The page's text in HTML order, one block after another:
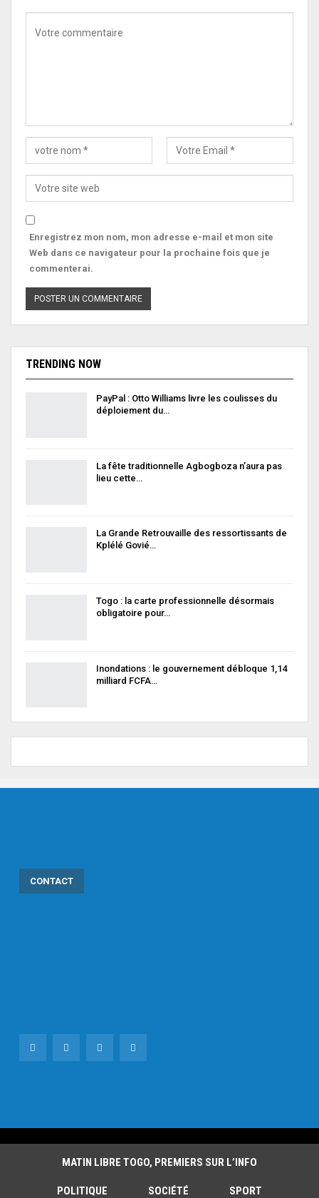
Enregistrez mon nom, mon adresse e-mail et mon site
Web dans ce navigateur pour la prochaine fois que je
commenterai.
TRENDING NOW
PayPal : Otto Williams livre les coulisses du
déploiement du…
La fête traditionnelle Agbogboza n’aura pas
lieu cette…
La Grande Retrouvaille des ressortissants de
Kplélé Govié…
Togo : la carte professionnelle désormais
obligatoire pour…
Inondations : le gouvernement débloque 1,14
milliard FCFA…
CONTACT
MATIN LIBRE TOGO, PREMIERS SUR L’INFO
POLITIQUE SOCIÉTÉ SPORT